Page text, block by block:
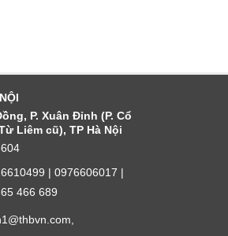
P. Xuân Đỉnh (P. Cổ
Liêm cũ), TP Hà Nội
| 0976606017 |
466 689